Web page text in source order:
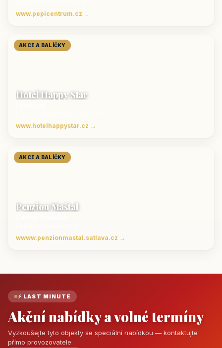
www.pepicentrum.cz →
AKCE A BALÍČKY
Hotel Happy Star
www.hotelhappystar.cz →
AKCE A BALÍČKY
Penzion Maštal
wwww.penzionmastal.satlava.cz →
⚡ LAST MINUTE
Akční nabídky a volné termíny
Vyzkoušejte tyto objekty se speciální nabídkou — kontaktujte
přímo provozovatele